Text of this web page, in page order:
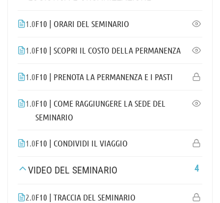
1.0F10 | ORARI DEL SEMINARIO
1.0F10 | SCOPRI IL COSTO DELLA PERMANENZA
1.0F10 | PRENOTA LA PERMANENZA E I PASTI
1.0F10 | COME RAGGIUNGERE LA SEDE DEL
SEMINARIO
1.0F10 | CONDIVIDI IL VIAGGIO
VIDEO DEL SEMINARIO 4
2.0F10 | TRACCIA DEL SEMINARIO